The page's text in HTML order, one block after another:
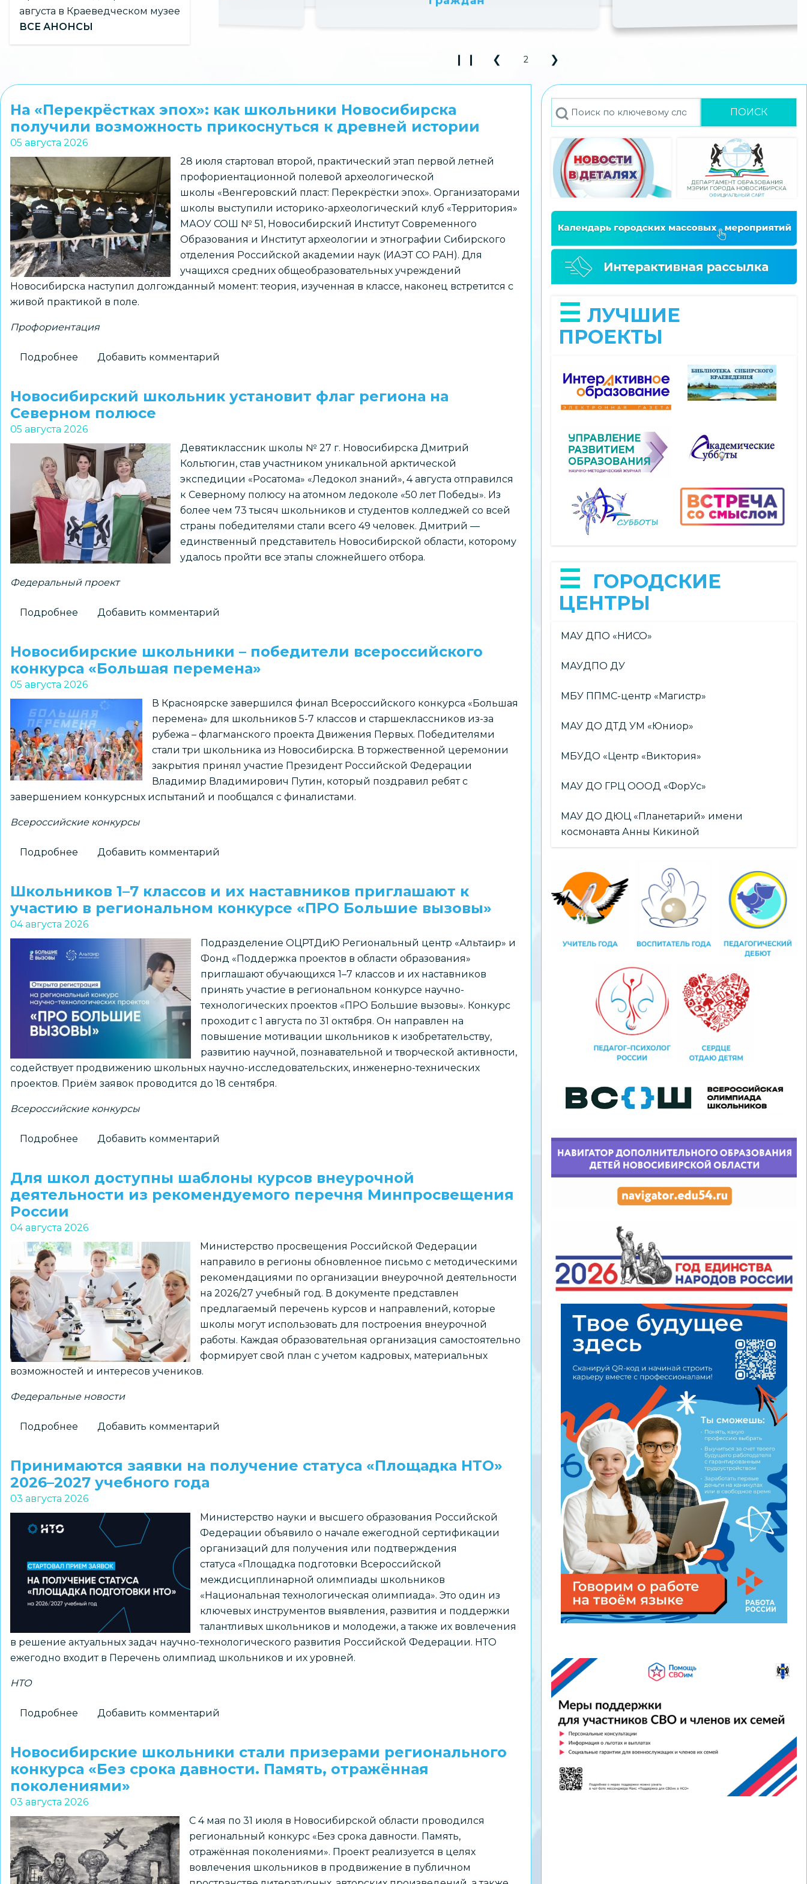
августа в Краеведческом музее
ВСЕ АНОНСЫ
Play Pause 3D Carousel
❙ ❙
Previous Slide
❮ 2
Next Slide
❯
На «Перекрёстках эпох»: как школьники Новосибирска
получили возможность прикоснуться к древней истории
05 августа 2026
28 июля стартовал второй, практический этап первой летней
профориентационной полевой археологической
школы «Венгеровский пласт: Перекрёстки эпох». Организаторами
школы выступили историко-археологический клуб «Территория»
МАОУ СОШ № 51, Новосибирский Институт Современного
Образования и Институт археологии и этнографии Сибирского
отделения Российской академии наук (ИАЭТ СО РАН). Для
учащихся средних общеобразовательных учреждений
Новосибирска наступил долгожданный момент: теория, изученная в классе, наконец встретится с
живой практикой в поле.
Профориентация
Подробнее
«Перекрёстках
эпох»:
как
школьники
Новосибирска
получили
возможность
прикоснуться
древней
истории
Добавить комментарий
Новосибирский школьник установит флаг региона на
Северном полюсе
05 августа 2026
Девятиклассник школы № 27 г. Новосибирска Дмитрий
Кольтюгин, став участником уникальной арктической
экспедиции «Росатома» «Ледокол знаний», 4 августа отправился
к Северному полюсу на атомном ледоколе «50 лет Победы». Из
более чем 73 тысяч школьников и студентов колледжей со всей
страны победителями стали всего 49 человек. Дмитрий —
единственный представитель Новосибирской области, которому
удалось пройти все этапы сложнейшего отбора.
Федеральный проект
Подробнее
установит
флаг
региона
Северном
полюсе
Добавить комментарий
Новосибирские школьники – победители всероссийского
конкурса «Большая перемена»
05 августа 2026
В Красноярске завершился финал Всероссийского конкурса «Большая
перемена» для школьников 5-7 классов и старшеклассников из-за
рубежа – флагманского проекта Движения Первых. Победителями
стали три школьника из Новосибирска. В торжественной церемонии
закрытия принял участие Президент Российской Федерации
Владимир Владимирович Путин, который поздравил ребят с
завершением конкурсных испытаний и пообщался с финалистами.
Всероссийские конкурсы
Подробнее
школьники
–
победители
всероссийского
«Большая
Добавить комментарий
Школьников 1–7 классов и их наставников приглашают к
участию в региональном конкурсе «ПРО Большие вызовы»
04 августа 2026
Подразделение ОЦРТДиЮ Региональный центр «Альтаир» и
Фонд «Поддержка проектов в области образования»
приглашают обучающихся 1–7 классов и их наставников
принять участие в региональном конкурсе научно-
технологических проектов «ПРО Большие вызовы». Конкурс
проходит с 1 августа по 31 октября. Он направлен на
повышение мотивации школьников к изобретательству,
развитию научной, познавательной и творческой активности,
содействует продвижению школьных научно-исследовательских, инженерно-технических
проектов. Приём заявок проводится до 18 сентября.
Всероссийские конкурсы
Подробнее
7
классов
их
наставников
приглашают
к
участию
в
региональном
конкурсе
«ПРО
Большие
Добавить комментарий
Для школ доступны шаблоны курсов внеурочной
деятельности из рекомендуемого перечня Минпросвещения
России
04 августа 2026
Министерство просвещения Российской Федерации
направило в регионы обновленное письмо с методическими
рекомендациями по организации внеурочной деятельности
на 2026/27 учебный год. В документе представлен
предлагаемый перечень курсов и направлений, которые
школы могут использовать для построения внеурочной
работы. Каждая образовательная организация самостоятельно
формирует свой план с учетом кадровых, материальных
возможностей и интересов учеников.
Федеральные новости
Подробнее
доступны
шаблоны
курсов
внеурочной
деятельности
рекомендуемого
перечня
Минпросвещения
России
Добавить комментарий
Принимаются заявки на получение статуса «Площадка НТО»
2026–2027 учебного года
03 августа 2026
Министерство науки и высшего образования Российской
Федерации объявило о начале ежегодной сертификации
организаций для получения или подтверждения
статуса «Площадка подготовки Всероссийской
междисциплинарной олимпиады школьников
«Национальная технологическая олимпиада». Это один из
ключевых инструментов выявления, развития и поддержки
талантливых школьников и молодежи, а также их вовлечения
в решение актуальных задач научно-технологического развития Российской Федерации. НТО
ежегодно входит в Перечень олимпиад школьников и их уровней.
НТО
Подробнее
на
получение
статуса
«Площадка
НТО»
2026–
2027
учебного
Добавить комментарий
Новосибирские школьники стали призерами регионального
конкурса «Без срока давности. Память, отражённая
поколениями»
03 августа 2026
С 4 мая по 31 июля в Новосибирской области проводился
региональный конкурс «Без срока давности. Память,
отражённая поколениями». Проект реализуется в целях
вовлечения школьников в продвижение в публичном
Поиск
ЛУЧШИЕ
ПРОЕКТЫ
ГОРОДСКИЕ
ЦЕНТРЫ
МАУ ДПО «НИСО»
МАУДПО ДУ
МБУ ППМС-центр «Магистр»
МАУ ДО ДТД УМ «Юниор»
МБУДО «Центр «Виктория»
МАУ ДО ГРЦ ОООД «ФорУс»
МАУ ДО ДЮЦ «Планетарий» имени
космонавта Анны Кикиной